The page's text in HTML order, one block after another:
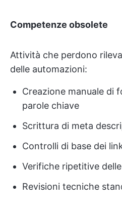
Competenze obsolete
Attività che perdono
delle automazioni:
Creazione manuale di
parole chiave
Scrittura di meta
Controlli di base dei
Verifiche ripetitive
Revisioni tecniche